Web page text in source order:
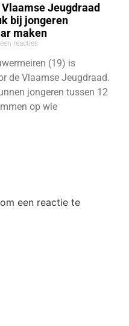
Jeugdraad
bij jongeren
maken
reacties
(19) is
de Vlaamse Jeugdraad.
jongeren tussen 12
op wie
om een reactie te